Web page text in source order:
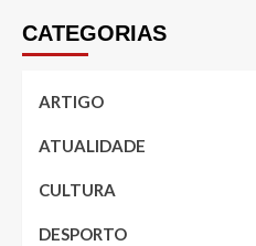
CATEGORIAS
ARTIGO
ATUALIDADE
CULTURA
DESPORTO